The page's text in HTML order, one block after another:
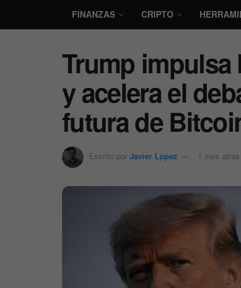
FINANZAS CRIPTO
Trump
y acelera el
futura de
Escrito por Javier Lopez 1 mes atrás